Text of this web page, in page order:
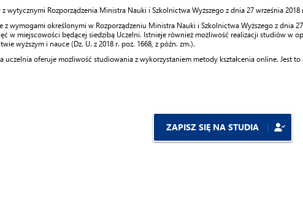
wytycznymi Rozporządzenia Ministra Nauki i Szkolnictwa Wyższego z dnia 27 września 2018
z wymogami określonymi w Rozporządzeniu Ministra Nauki i Szkolnictwa Wyższego z dnia
w miejscowości będącej siedzibą Uczelni. Istnieje również możliwość realizacji studiów w
wyższym i nauce (Dz. U. z 2018 r. poz. 1668, z późn. zm.).
uczelnia oferuje możliwość studiowania z wykorzystaniem metody kształcenia online. Jest
ZAPISZ SIĘ NA STUDIA